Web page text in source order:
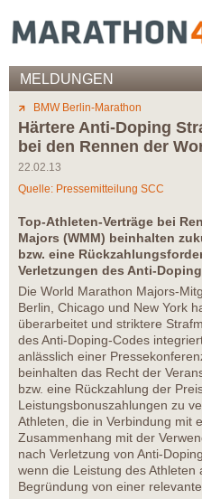
MELDUNGEN
BMW Berlin-Marathon
Härtere Anti-Doping
bei den Rennen der
22.02.13
Quelle: Pressemitteilung SCC
Top-Athleten-Verträge bei
Majors (WMM) beinhalten
bzw. eine
Verletzungen des Anti-
Die World Marathon Majors-
Berlin, Chicago und New York
überarbeitet und striktere
des Anti-Doping-Codes
anlässlich einer
beinhalten das Recht der
bzw. eine Rückzahlung der
Leistungsbonuszahlungen zu
Athleten, die in Verbindung mit
Zusammenhang mit der
nach Verletzung von Anti-
wenn die Leistung des Athleten
Begründung von einer